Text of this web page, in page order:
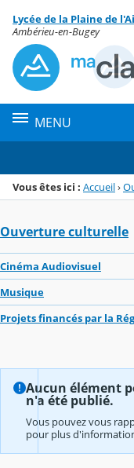
Menu de la rubrique
Contenu
Lycée de la Plaine de
Ambérieu-en-Bugey
MENU
Vous êtes ici : Accueil›
Ouverture culturelle
Cinéma Audiovisuel
Musique
Projets financés par la
Aucun élément
n'a été publié.
Vous pouvez vous
pour plus